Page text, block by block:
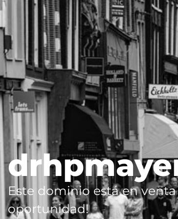
Este dominio está en venta
oportunidad!